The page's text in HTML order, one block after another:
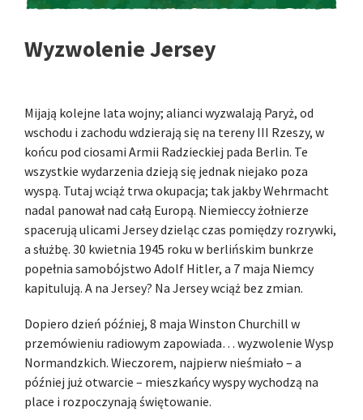
Wyzwolenie Jersey
Mijają kolejne lata wojny; alianci wyzwalają Paryż, od
wschodu i zachodu wdzierają się na tereny III Rzeszy, w
końcu pod ciosami Armii Radzieckiej pada Berlin. Te
wszystkie wydarzenia dzieją się jednak niejako poza
wyspą. Tutaj wciąż trwa okupacja; tak jakby Wehrmacht
nadal panował nad całą Europą. Niemieccy żołnierze
spacerują ulicami Jersey dzieląc czas pomiędzy rozrywki,
a służbę. 30 kwietnia 1945 roku w berlińskim bunkrze
popełnia samobójstwo Adolf Hitler, a 7 maja Niemcy
kapitulują. A na Jersey? Na Jersey wciąż bez zmian.
Dopiero dzień później, 8 maja Winston Churchill w
przemówieniu radiowym zapowiada… wyzwolenie Wysp
Normandzkich. Wieczorem, najpierw nieśmiało – a
później już otwarcie – mieszkańcy wyspy wychodzą na
place i rozpoczynają świętowanie.